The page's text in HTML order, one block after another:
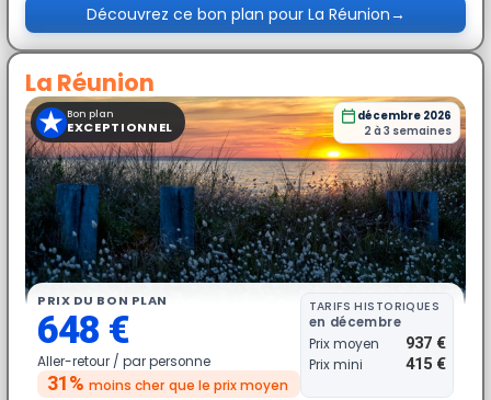
Prix exceptionnel
Découvrez ce bon plan pour La Réunion→
La Réunion
décembre 2026
2 à 3 semaines
★Bon plan
EXCEPTIONNEL
PRIX DU BON PLAN
648 €
Aller-retour / par personne
31% moins cher que le prix moyen
TARIFS HISTORIQUES
en décembre
Prix moyen
937 €
Prix mini 415 €